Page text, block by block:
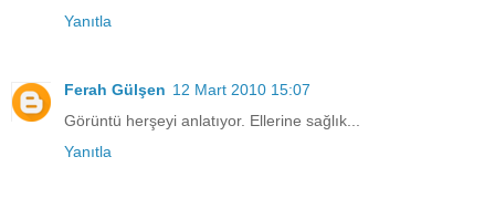
Yanıtla
Ferah Gülşen 12 Mart 2010 15:07
Görüntü herşeyi anlatıyor. Ellerine sağlık...
Yanıtla